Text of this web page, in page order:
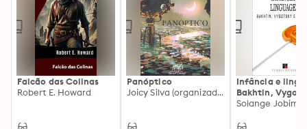
Falcão das Colinas
Robert E. Howard
Panóptico
Joicy Silva (organizadora)
Infância e
Bakhtin,
Benjamin